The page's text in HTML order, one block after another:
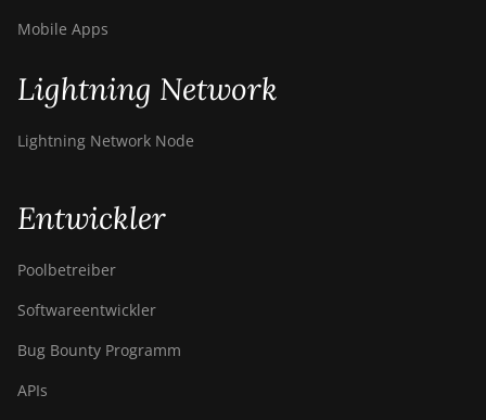
BITMAIN AntMiner
BITMAIN AntMiner
BITMAIN AntMiner
BITMAIN AntMiner
T17+
BITMAIN AntMiner
T9+
Mobile Apps
Lightning Network
Lightning Network Node
Entwickler
Poolbetreiber
Softwareentwickler
Bug Bounty Programm
APIs